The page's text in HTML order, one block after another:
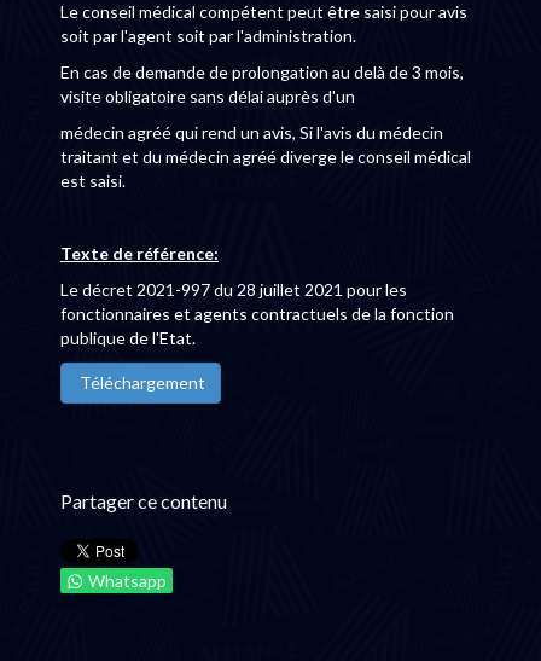
Le conseil médical compétent peut être saisi pour avis
soit par l'agent soit par l'administration.
En cas de demande de prolongation au delà de 3 mois,
visite obligatoire sans délai auprès d'un
médecin agréé qui rend un avis, Si l'avis du médecin
traitant et du médecin agréé diverge le conseil médical
est saisi.
Texte de référence:
Le décret 2021-997 du 28 juillet 2021 pour les
fonctionnaires et agents contractuels de la fonction
publique de l'Etat.
Téléchargement
Partager ce contenu
Whatsapp